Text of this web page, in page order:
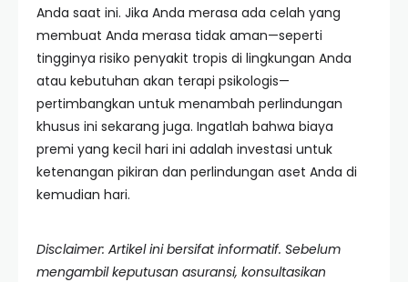
Anda saat ini. Jika Anda merasa ada celah yang
membuat Anda merasa tidak aman—seperti
tingginya risiko penyakit tropis di lingkungan Anda
atau kebutuhan akan terapi psikologis—
pertimbangkan untuk menambah perlindungan
khusus ini sekarang juga. Ingatlah bahwa biaya
premi yang kecil hari ini adalah investasi untuk
ketenangan pikiran dan perlindungan aset Anda di
kemudian hari.
Disclaimer: Artikel ini bersifat informatif. Sebelum
mengambil keputusan asuransi, konsultasikan